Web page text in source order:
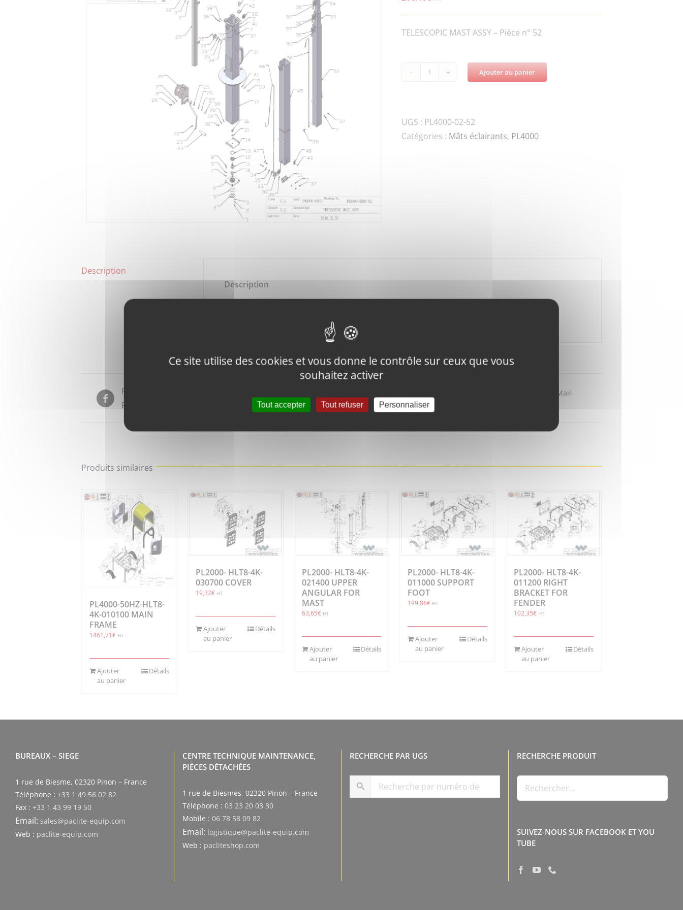
TELESCOPIC MAST ASSY – Pièce n° 52
quantité
50HZ-
HLT8-
Ajouter au panier
UGS : PL4000-02-52
Catégories : Mâts éclairants, PL4000
Description
Description
Partager sur
Facebook
produit
produit
Partager par Mail
Produits similaires
PL4000-50HZ-HLT8-
4K-010100 MAIN
FRAME
1461,71€ HT
Ajouter
au panier
Détails
PL2000- HLT8-4K-
030700 COVER
19,32€ HT
Ajouter
au panier
Détails
PL2000- HLT8-4K-
021400 UPPER
ANGULAR FOR
MAST
63,65€ HT
Ajouter
au panier
Détails
PL2000- HLT8-4K-
011000 SUPPORT
FOOT
199,86€ HT
Ajouter
au panier
Détails
PL2000- HLT8-4K-
011200 RIGHT
BRACKET FOR
FENDER
102,35€ HT
Ajouter
au panier
Détails
BUREAUX – SIEGE
1 rue de Biesme, 02320 Pinon – France
Téléphone : +33 1 49 56 02 82
Fax : +33 1 43 99 19 50
Email: sales@paclite-equip.com
Web : paclite-equip.com
CENTRE TECHNIQUE MAINTENANCE,
PIÈCES DÉTACHÉES
1 rue de Biesmes, 02320 Pinon – France
Téléphone : 03 23 20 03 30
Mobile : 06 78 58 09 82
Email: logistique@paclite-equip.com
Web : pacliteshop.com
RECHERCHE PAR UGS RECHERCHE PRODUIT
SUIVEZ-NOUS SUR FACEBOOK ET YOU
TUBE
Ce site utilise des cookies et vous donne le contrôle sur ceux que vous
souhaitez activer
Tout accepter Tout refuser Personnaliser